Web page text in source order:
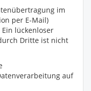
im
per E-Mail)
lückenloser
Dritte ist nicht
auf